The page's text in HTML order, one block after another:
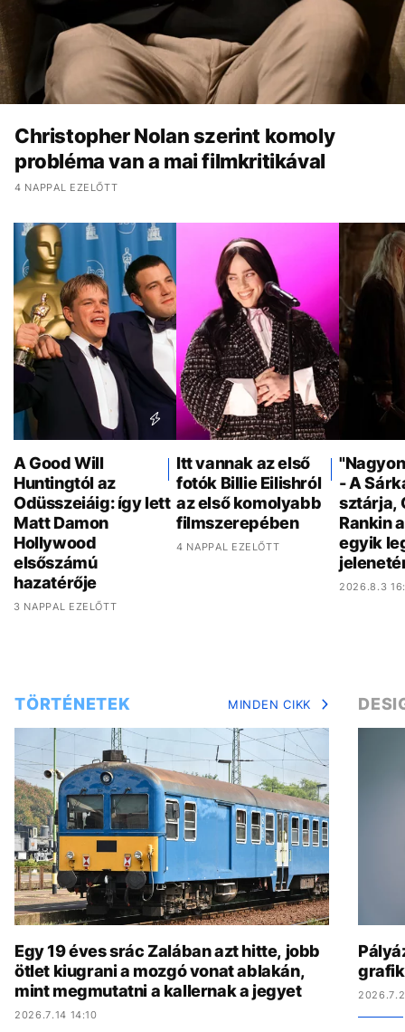
Christopher Nolan szerint komoly
probléma van a mai filmkritikával
4 NAPPAL EZELŐTT
A Good Will
Huntingtól az
Odüsszeiáig: így lett
Matt Damon
Hollywood
elsőszámú
hazatérője
3 NAPPAL EZELŐTT
Itt vannak az első
fotók Billie Eilishról
az első komolyabb
filmszerepében
4 NAPPAL EZELŐTT
- A
sztárja,
Rankin
egyik
2026.8.3
TÖRTÉNETEK MINDEN CIKK
Egy 19 éves srác Zalában azt hitte, jobb
ötlet kiugrani a mozgó vonat ablakán,
mint megmutatni a kallernak a jegyet
2026.7.14 14:10